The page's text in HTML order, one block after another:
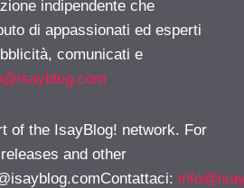
indipendente che
di appassionati ed esperti
comunicati e
of the IsayBlog! network. For
and other
: